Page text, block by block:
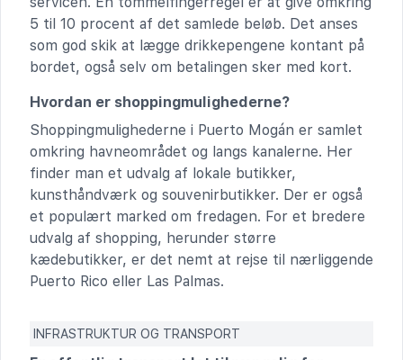
5 til 10 procent af det samlede beløb. Det anses
som god skik at lægge drikkepengene kontant på
bordet, også selv om betalingen sker med kort.
Hvordan er shoppingmulighederne?
Shoppingmulighederne i Puerto Mogán er samlet
omkring havneområdet og langs kanalerne. Her
finder man et udvalg af lokale butikker,
kunsthåndværk og souvenirbutikker. Der er også
et populært marked om fredagen. For et bredere
udvalg af shopping, herunder større
kædebutikker, er det nemt at rejse til nærliggende
Puerto Rico eller Las Palmas.
INFRASTRUKTUR OG TRANSPORT